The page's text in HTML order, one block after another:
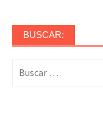
BUSCAR: